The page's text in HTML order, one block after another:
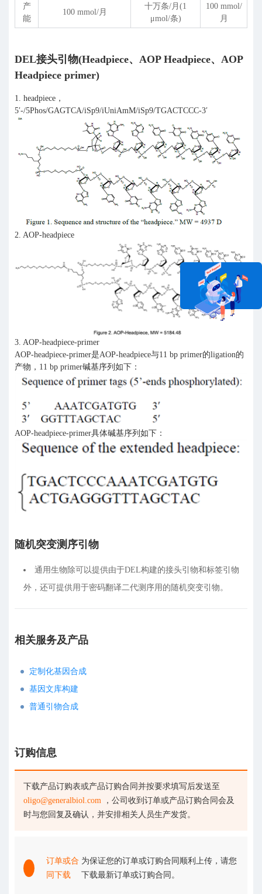
产
能
100 mmol/月
十万条/月(1
μmol/条)
100 mmol/
月
DEL接头引物(Headpiece、AOP Headpiece、AOP
Headpiece primer)
1. headpiece，
5′-/5Phos/GAGTCA/iSp9/iUniAmM/iSp9/TGACTCCC-3′
2. AOP-headpiece
3. AOP-headpiece-primer
AOP-headpiece-primer是AOP-headpiece与11 bp primer的ligation的
产物，11 bp primer碱基序列如下：
AOP-headpiece-primer具体碱基序列如下：
随机突变测序引物
通用生物除可以提供由于DEL构建的接头引物和标签引物
外，还可提供用于密码翻译二代测序用的随机突变引物。
相关服务及产品
定制化基因合成
基因文库构建
普通引物合成
订购信息
下载产品订购表或产品订购合同并按要求填写后发送至
oligo@generalbiol.com ，公司收到订单或产品订购合同会及
时与您回复及确认，并安排相关人员生产发货。
订单或合
同下载
为保证您的订单或订购合同顺利上传，请您
下载最新订单或订购合同。